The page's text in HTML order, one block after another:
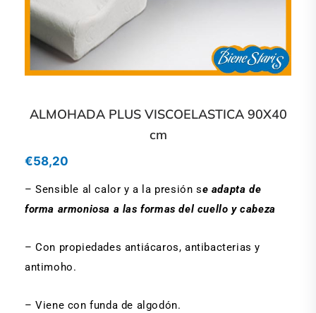
ALMOHADA PLUS VISCOELASTICA 90X40
cm
€58,20
– Sensible al calor y a la presión se adapta de
forma armoniosa a las formas del cuello y cabeza
– Con propiedades antiácaros, antibacterias y
antimoho.
– Viene con funda de algodón.